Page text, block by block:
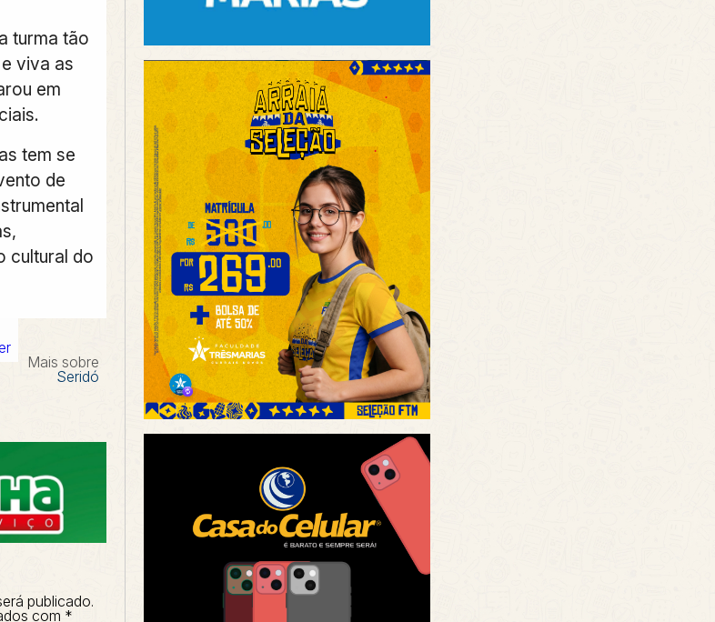
turma tão
viva as
em
tem se
de
cultural do
Mais sobre
Seridó
publicado.
com *